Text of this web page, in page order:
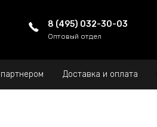
8 (495) 032-30-03
Оптовый отдел
Доставка и оплата